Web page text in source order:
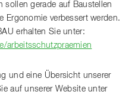
sollen gerade auf Baustellen
Ergonomie verbessert werden.
erhalten Sie unter:
arbeitsschutzpraemien
und eine Übersicht unserer
auf unserer Website unter